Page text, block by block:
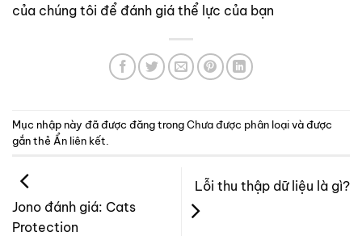
của chúng tôi để đánh giá thể lực của bạn
Mục nhập này đã được đăng trongChưa được phân loạivà được
gắn thẻ Ẩn liên kết
Jono đánh giá: Cats
Protection
Lỗi thu thập dữ liệu là gì?